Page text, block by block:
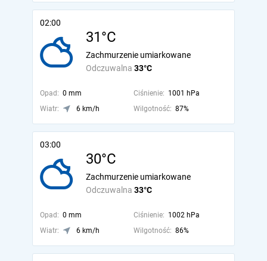
02:00
31°C
Odczuwalna 33°C
Zachmurzenie umiarkowane
Opad: 0 mm Ciśnienie: 1001 hPa
Wiatr:
6 km/h Wilgotność: 87%
03:00
30°C
Odczuwalna 33°C
Zachmurzenie umiarkowane
Opad: 0 mm Ciśnienie: 1002 hPa
Wiatr:
6 km/h Wilgotność: 86%